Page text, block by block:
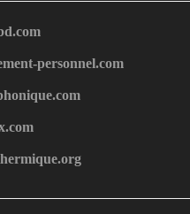
personnel.com